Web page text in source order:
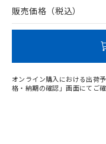
問い合わせください。
販売価格（税込）
オンライン購入における出荷
格・納期の確認」画面にてご確